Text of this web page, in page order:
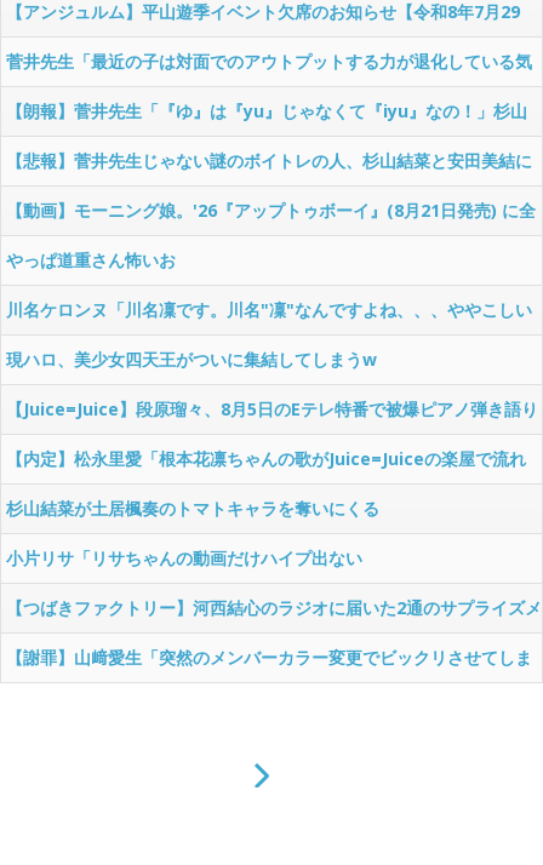
合格できなかったのか
【アンジュルム】平山遊季イベント欠席のお知らせ【令和8年7月29
日】
菅井先生「最近の子は対面でのアウトプットする力が退化している気
がする。表情から怒りも喜びも感じない、でも、彼女たちは強い」
【朗報】菅井先生「『ゆ』は『yu』じゃなくて『iyu』なの！」杉山
結菜「いーゆ！（割り箸を咥えながら」 ←
【悲報】菅井先生じゃない謎のボイトレの人、杉山結菜と安田美結に
割り箸を咥えさせ赤いフリージアを歌わせる
【動画】モーニング娘。'26『アップトゥボーイ』(8月21日発売) に全
員登場！！【表紙・巻頭】
やっぱ道重さん怖いお
川名ケロンヌ「川名凜です。川名"凜"なんですよね、、、ややこしい
よね、、、改名した「」
現ハロ、美少女四天王がついに集結してしまうw
【Juice=Juice】段原瑠々、8月5日のEテレ特番で被爆ピアノ弾き語り
を披露
【内定】松永里愛「根本花凛ちゃんの歌がJuice=Juiceの楽屋で流れ
た瞬間にみんながメイクの手を止めて見に行った、天性のリズム感を
持っている」
杉山結菜が土居楓奏のトマトキャラを奪いにくる
小片リサ「リサちゃんの動画だけハイプ出ない
【つばきファクトリー】河西結心のラジオに届いた2通のサプライズメ
ール
【謝罪】山﨑愛生「突然のメンバーカラー変更でビックリさせてしま